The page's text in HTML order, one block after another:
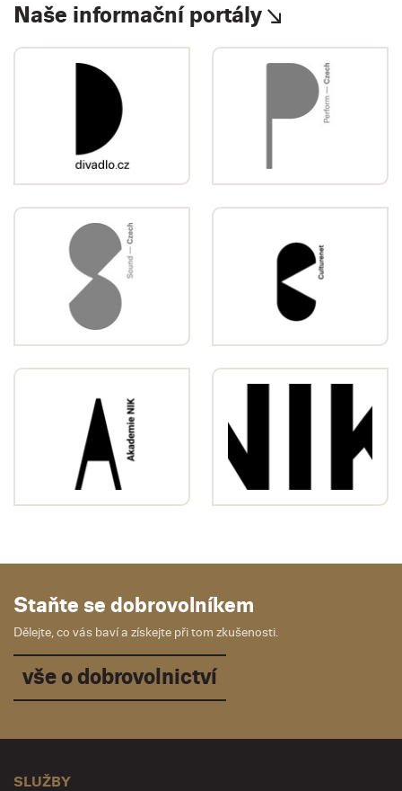
Naše informační portály
Staňte se dobrovolníkem
Dělejte, co vás baví a získejte při tom zkušenosti.
vše o dobrovolnictví
SLUŽBY